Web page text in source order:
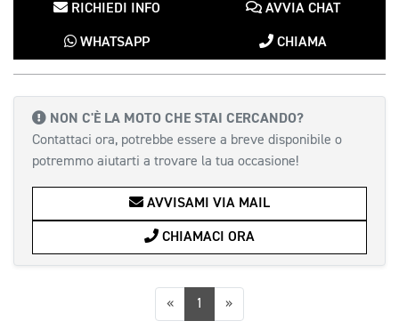
RICHIEDI INFO AVVIA CHAT
WHATSAPP CHIAMA
NON C'È LA MOTO CHE STAI CERCANDO?
Contattaci ora, potrebbe essere a breve disponibile o
potremmo aiutarti a trovare la tua occasione!
AVVISAMI VIA MAIL
CHIAMACI ORA
«Precedente
1 »Successiva